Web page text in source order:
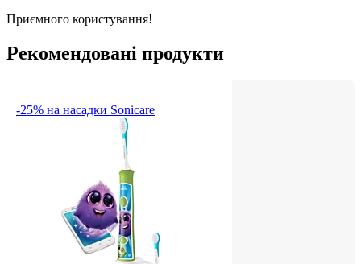
Приємного користування!
Рекомендовані продукти
-25% на насадки Sonicare